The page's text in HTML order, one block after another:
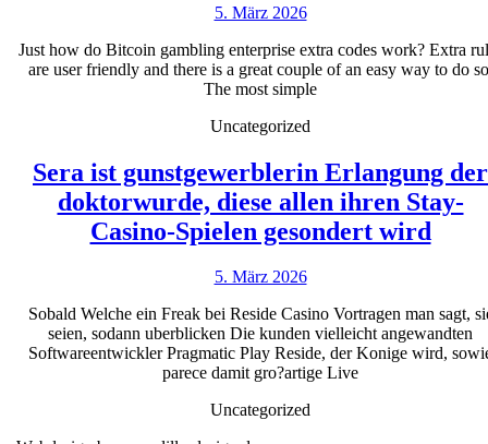
extra
5. März 20265.
2026
Just how do Bitcoin gambling enterprise extra codes work? Extra
are user friendly and there is a great couple of an easy way to do
The most simple
Uncategorized
Sera ist gunstgewerblerin Erlangung der
doktorwurde, diese allen ihren Stay-
Casino-Spielen gesondert wirdSera
der
5. März 20265.
2026
Sobald Welche ein Freak bei Reside Casino Vortragen man sagt,
seien, sodann uberblicken Die kunden vielleicht angewandten
Softwareentwickler Pragmatic Play Reside, der Konige wird,
parece damit gro?artige Live
Uncategorized